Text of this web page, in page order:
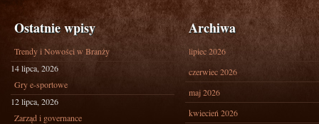
Ostatnie wpisy
Trendy i Nowości w Branży
14 lipca, 2026
Gry e-sportowe
12 lipca, 2026
Zarząd i governance
Archiwa
lipiec 2026
czerwiec 2026
maj 2026
kwiecień 2026